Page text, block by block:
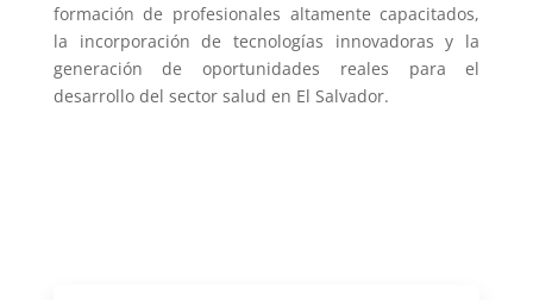
formación de profesionales altamente capacitados,
la incorporación de tecnologías innovadoras y la
generación de oportunidades reales para el
desarrollo del sector salud en El Salvador.